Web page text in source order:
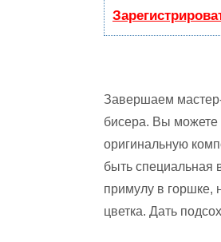
Завершаем мастер-
бисера. Вы можете
оригинальную
быть специальная
примулу в горшке,
цветка. Дать